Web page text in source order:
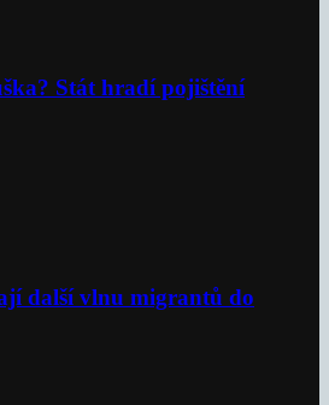
Stát hradí pojištění
další vlnu migrantů do